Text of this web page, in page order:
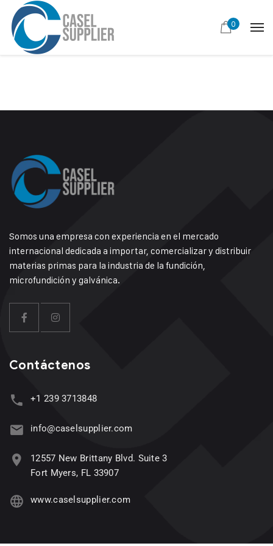
0
Somos una empresa con experiencia en el mercado
internacional dedicada a importar, comercializar y distribuir
materias primas para la industria de la fundición,
microfundición y galvánica.
Contáctenos
+1 239 3713848
info@caselsupplier.com
12557 New Brittany Blvd. Suite 3
Fort Myers, FL 33907
www.caselsupplier.com